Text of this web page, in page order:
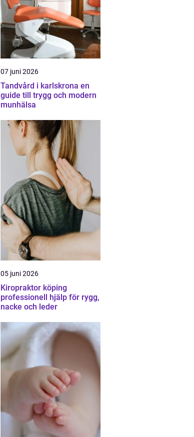
07 juni 2026
Tandvård i karlskrona en
guide till trygg och modern
munhälsa
05 juni 2026
Kiropraktor köping
professionell hjälp för rygg,
nacke och leder